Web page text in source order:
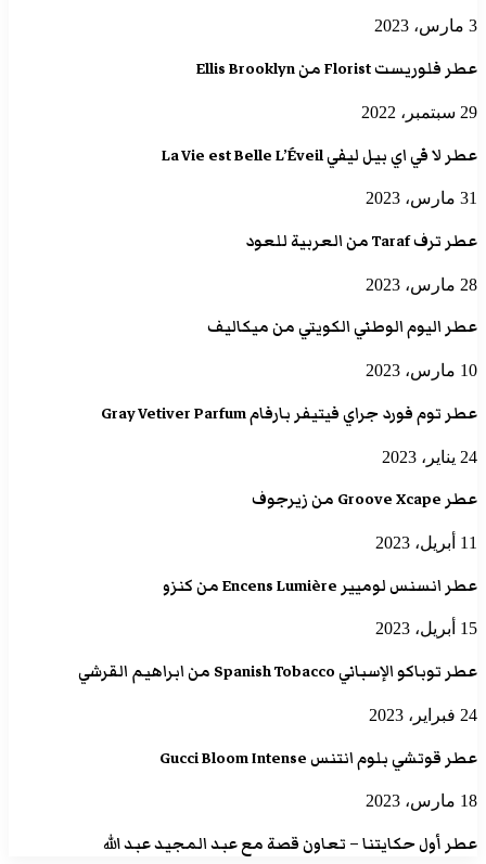
3 مارس، 2023
عطر فلوريست Florist من Ellis Brooklyn
29 سبتمبر، 2022
عطر لا في اي بيل ليفي La Vie est Belle L’Éveil
31 مارس، 2023
عطر ترف Taraf من العربية للعود
28 مارس، 2023
عطر اليوم الوطني الكويتي من ميكاليف
10 مارس، 2023
عطر توم فورد جراي فيتيفر بارفام Gray Vetiver Parfum
24 يناير، 2023
عطر Groove Xcape من زيرجوف
11 أبريل، 2023
عطر انسنس لوميير Encens Lumière من كنزو
15 أبريل، 2023
عطر توباكو الإسباني Spanish Tobacco من ابراهيم القرشي
24 فبراير، 2023
عطر قوتشي بلوم انتنس Gucci Bloom Intense
18 مارس، 2023
عطر أول حكايتنا – تعاون قصة مع عبد المجيد عبد الله